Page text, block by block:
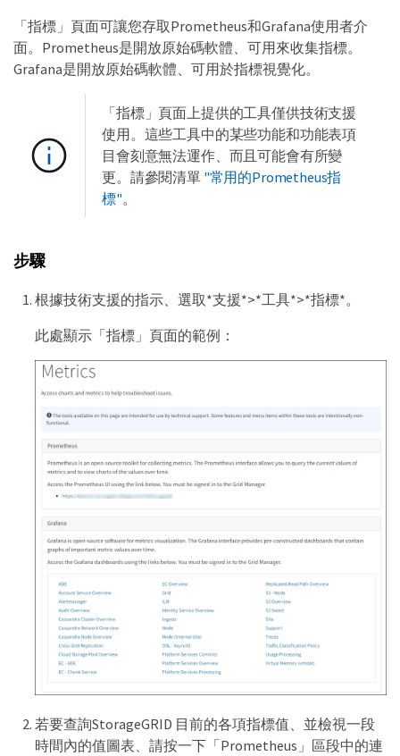
「指標」頁面可讓您存取Prometheus和Grafana使用者介
面。Prometheus是開放原始碼軟體、可用來收集指標。
Grafana是開放原始碼軟體、可用於指標視覺化。
「指標」頁面上提供的工具僅供技術支援
使用。這些工具中的某些功能和功能表項
目會刻意無法運作、而且可能會有所變
更。請參閱清單 "常用的Prometheus指
標"。
步驟
根據技術支援的指示、選取*支援*>*工具*>*指標*。
此處顯示「指標」頁面的範例：
若要查詢StorageGRID 目前的各項指標值、並檢視一段
時間內的值圖表、請按一下「Prometheus」區段中的連